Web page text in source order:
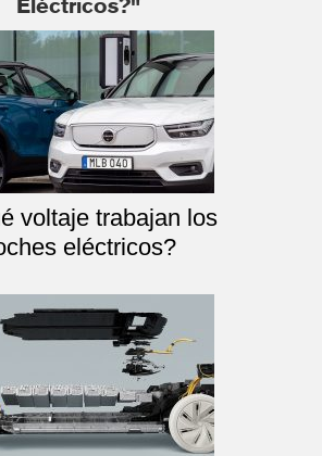
Eléctricos?"
voltaje trabajan los
eléctricos?